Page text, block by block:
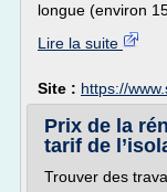
longue (environ
Lire la suite
Site : https://
Prix de la
tarif de
Trouver des